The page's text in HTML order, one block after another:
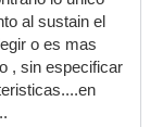
al sustain el
o es mas
, sin especificar